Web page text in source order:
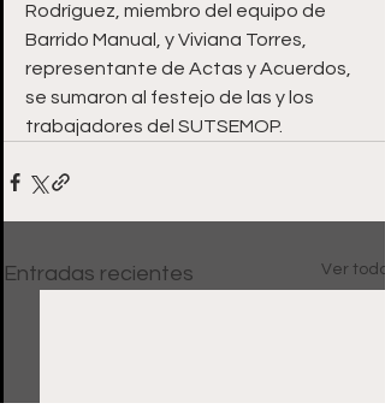
Rodríguez, miembro del equipo de
Barrido Manual, y Viviana Torres,
representante de Actas y Acuerdos,
se sumaron al festejo de las y los
trabajadores del SUTSEMOP.
Entradas recientes Ver todo